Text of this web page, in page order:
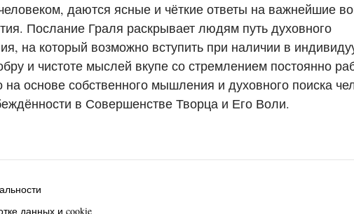
даются ясные и чёткие ответы на важнейшие
Послание Граля раскрывает людям путь духовного
на который возможно вступить при наличии в
и чистоте мыслей вкупе со стремлением постоянно
на основе собственного мышления и духовного поиска
в Совершенстве Творца и Его Воли.
данных и cookie